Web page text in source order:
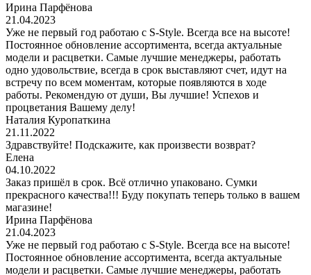
Ирина Парфёнова
21.04.2023
Уже не первый год работаю с S-Style. Всегда все на высоте!
Постоянное обновление ассортимента, всегда актуальные
модели и расцветки. Самые лучшие менеджеры, работать
одно удовольствие, всегда в срок выставляют счет, идут на
встречу по всем моментам, которые появляются в ходе
работы. Рекомендую от души, Вы лучшие! Успехов и
процветания Вашему делу!
Наталия Куропаткина
21.11.2022
Здравствуйте! Подскажите, как произвести возврат?
Елена
04.10.2022
Заказ пришёл в срок. Всё отлично упаковано. Сумки
прекрасного качества!!! Буду покупать теперь только в вашем
магазине!
Ирина Парфёнова
21.04.2023
Уже не первый год работаю с S-Style. Всегда все на высоте!
Постоянное обновление ассортимента, всегда актуальные
модели и расцветки. Самые лучшие менеджеры, работать